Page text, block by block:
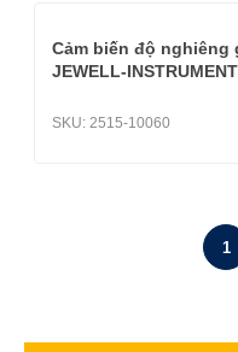
Cảm biến độ nghiêng
JEWELL-
SKU: 2515-10060
1